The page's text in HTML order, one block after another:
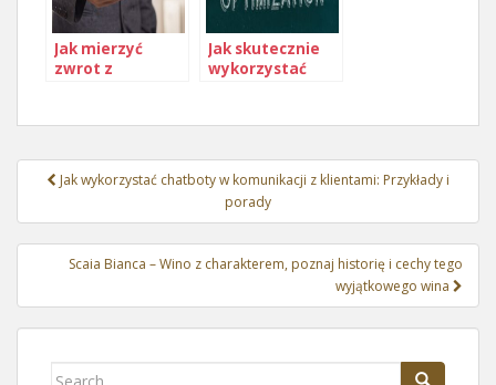
Jak mierzyć
zwrot z
Jak skutecznie
wykorzystać
Nawigacja
Jak wykorzystać chatboty w komunikacji z klientami: Przykłady i
porady
Scaia Bianca – Wino z charakterem, poznaj historię i cechy tego
wyjątkowego wina
Search